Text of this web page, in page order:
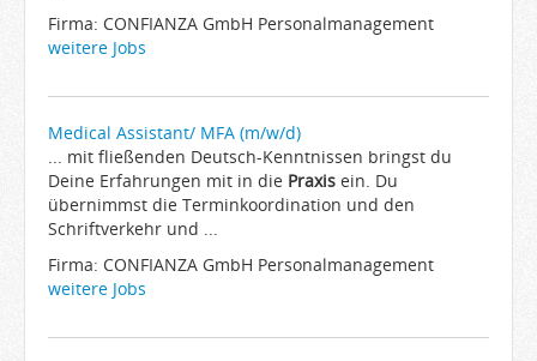
Firma: CONFIANZA GmbH Personalmanagement
weitere Jobs
Medical Assistant/ MFA (m/w/d)
... mit fließenden Deutsch-Kenntnissen bringst du
Deine Erfahrungen mit in die Praxis ein. Du
übernimmst die Terminkoordination und den
Schriftverkehr und ...
Firma: CONFIANZA GmbH Personalmanagement
weitere Jobs